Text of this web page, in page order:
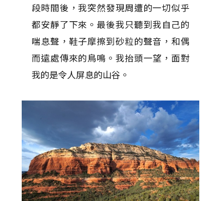
段時間後，我突然發現周遭的一切似乎
都安靜了下來。最後我只聽到我自己的
喘息聲，鞋子摩擦到砂粒的聲音，和偶
而遠處傳來的鳥鳴。我抬頭一望，面對
我的是令人屏息的山谷。